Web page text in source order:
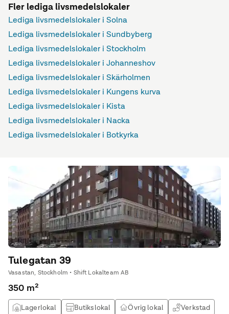
Fler lediga livsmedelslokaler
Lediga livsmedelslokaler i Solna
Lediga livsmedelslokaler i Sundbyberg
Lediga livsmedelslokaler i Stockholm
Lediga livsmedelslokaler i Johanneshov
Lediga livsmedelslokaler i Skärholmen
Lediga livsmedelslokaler i Kungens kurva
Lediga livsmedelslokaler i Kista
Lediga livsmedelslokaler i Nacka
Lediga livsmedelslokaler i Botkyrka
Tulegatan 39
Vasastan, Stockholm • Shift Lokalteam AB
350 m²
Lagerlokal Butikslokal Övrig lokal Verkstad